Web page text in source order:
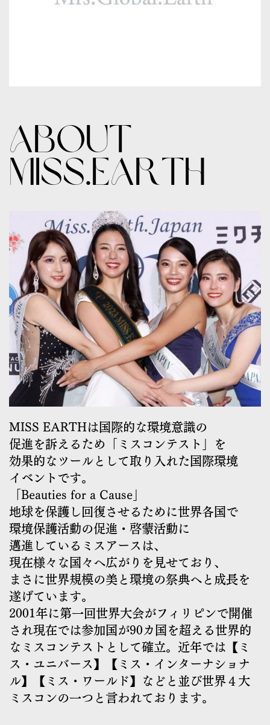
ABOUT
MISS.EARTH
MISS EARTHは国際的な環境意識の
促進を訴えるため「ミスコンテスト」を
効果的なツールとして取り入れた国際環境
イベントです。
「Beauties for a Cause」
地球を保護し回復させるために世界各国で
環境保護活動の促進・啓蒙活動に
邁進しているミスアースは、
現在様々な国々へ広がりを見せており、
まさに世界規模の美と環境の祭典へと成長を
遂げています。
2001年に第一回世界大会がフィリピンで開催
され現在では参加国が90カ国を超える世界的
なミスコンテストとして確立。近年では【ミ
ス・ユニバース】【ミス・インターナショナ
ル】【ミス・ワールド】などと並び世界４大
ミスコンの一つと言われております。